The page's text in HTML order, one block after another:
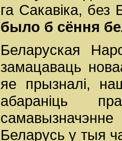
га Сакавіка, без
было б сёння
Беларуская
замацаваць
яе прызналі,
абараніць
Беларусь у тыя